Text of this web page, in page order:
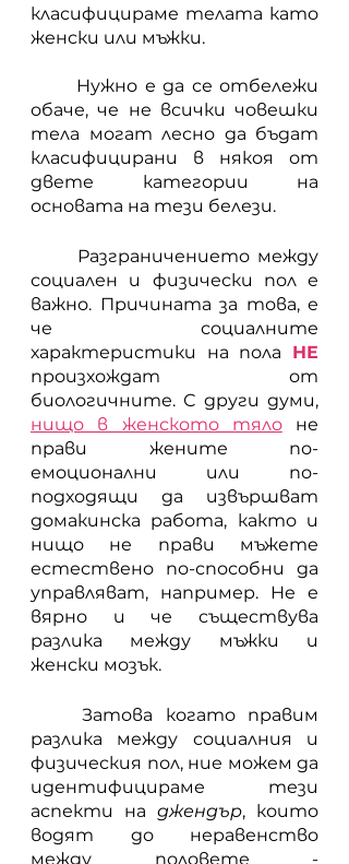
класифицираме телата като
женски или мъжки.
обаче, че не всички човешки
тела могат лесно да бъдат
класифицирани в някоя от
двете категории на
основата на тези белези.
социален и физически пол е
важно. Причината за това, е
че социалните
характеристики на пола НЕ
произхождат от
нищо в женското тяло
не
прави жените по-
емоционални или по-
подходящи да извършват
домакинска работа, както и
нищо не прави мъжете
естествено по-способни да
управляват, например. Не е
вярно и че съществува
разлика между мъжки и
женски мозък.
	Затова когато правим
разлика между социалния и
физическия пол, ние можем да
идентифицираме тези
аспекти на джендър, които
водят до неравенство
между половете -